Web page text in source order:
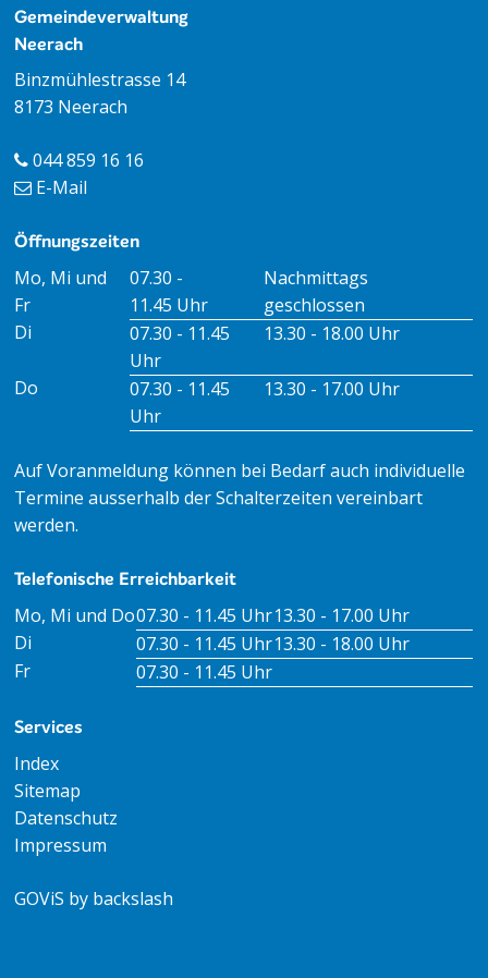
Footer
Gemeindeverwaltung
Neerach
Binzmühlestrasse 14
8173 Neerach
044 859 16 16
E-Mail
Öffnungszeiten
Öffnungszeiten Vormittag Öffnungszeiten
Mo, Mi und
Fr
07.30 -
11.45 Uhr
Nachmittags
geschlossen
Di
07.30 - 11.45
Uhr
13.30 - 18.00 Uhr
Do
07.30 - 11.45
Uhr
13.30 - 17.00 Uhr
Auf Voranmeldung können bei Bedarf auch individuelle
Termine ausserhalb der Schalterzeiten vereinbart
werden.
Telefonische Erreichbarkeit
Tag Öffnungszeiten VormittagÖffnungszeiten
Mo, Mi und Do07.30 - 11.45 Uhr13.30 - 17.00 Uhr
Di
07.30 - 11.45 Uhr13.30 - 18.00 Uhr
Fr
07.30 - 11.45 Uhr
Services
Index
Sitemap
Datenschutz
Impressum
GOViS by backslash